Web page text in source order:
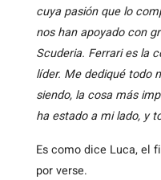
cuya pasión que lo
nos han apoyado con
Scuderia. Ferrari es la
líder. Me dediqué todo
siendo, la cosa más
ha estado a mi lado, y
Es como dice Luca, el
por verse.